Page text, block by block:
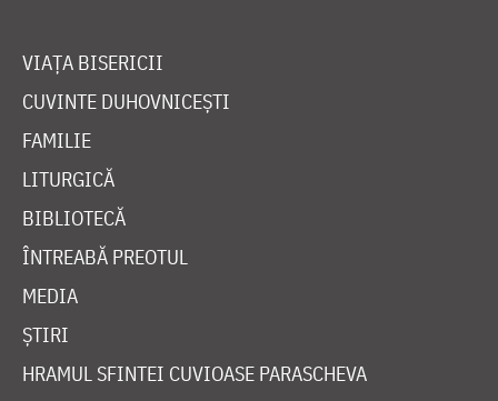
VIAȚA BISERICII
CUVINTE DUHOVNICEȘTI
FAMILIE
LITURGICĂ
BIBLIOTECĂ
ÎNTREABĂ PREOTUL
MEDIA
ȘTIRI
HRAMUL SFINTEI CUVIOASE PARASCHEVA